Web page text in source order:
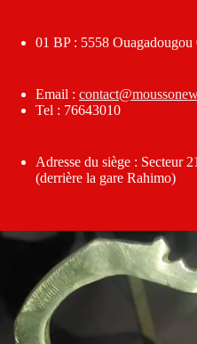
01 BP : 5558 Ouagadougou
Email :
Tel : 76643010
Adresse du siège : Secteur
(derrière la gare Rahimo)